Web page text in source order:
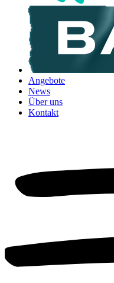
Angebote
News
Über uns
Kontakt